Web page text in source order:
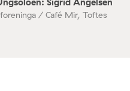
Sigrid Angelsen
/ Café Mir, Toftes